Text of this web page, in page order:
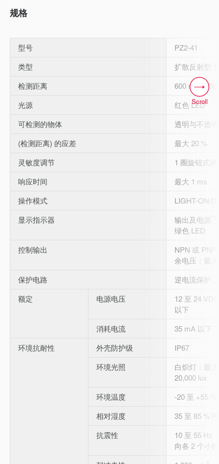
规格
型号
PZ2-41
类型
扩散反射型
检测距离
600 mm
光源
红色 LED
可检测的物体
透明与不透明
(检测距离) 的应差
最大 20 %
灵敏度调节
1 圈旋钮式调
响应时间
最大 1 ms
操作模式
LIGHT-ON/
显示指示器
输出及电源
绿色 LED
控制输出
NPN 或
余电压：最
保护电路
逆电流保护
额定
电源电压
12 至 24
以下
消耗电流
35 mA 以下
环境抗耐性
外壳防护级
IP67
环境光照
白炽灯：最
20,000 lux
环境温度
-20 至 +55
相对湿度
35 至 85 %
抗震性
10 至 55 Hz
向各 2 个小时
Scroll